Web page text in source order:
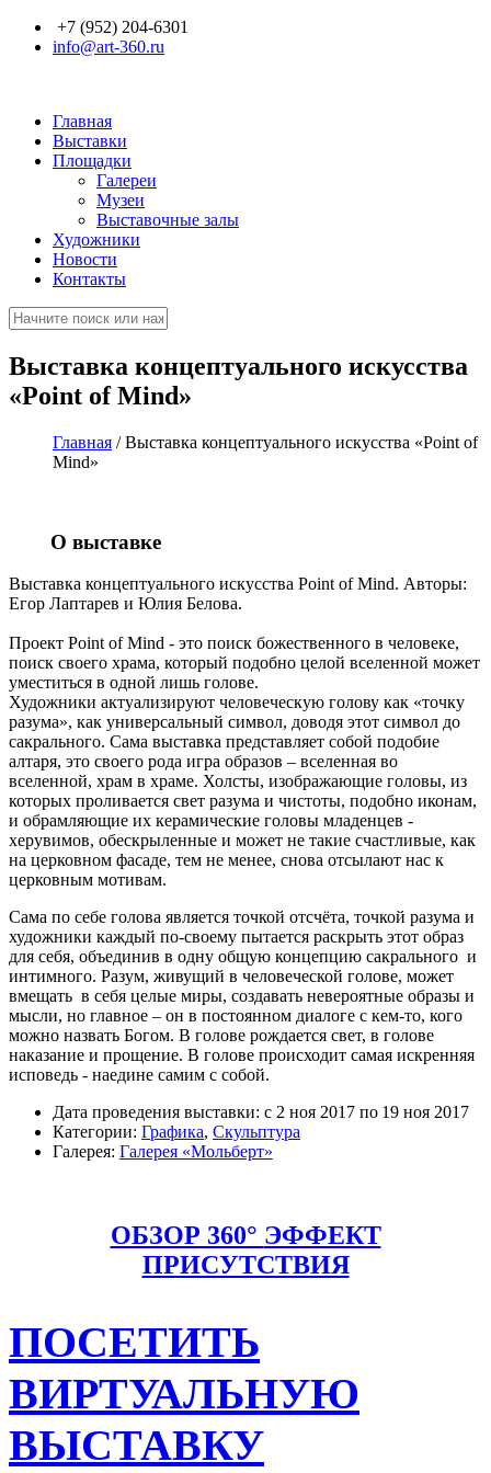
Перейти к основному содержанию
+7 (952) 204-6301
info@art-360.ru
Главная
Выставки
Площадки
Галереи
Музеи
Выставочные залы
Художники
Новости
Контакты
Поиск
Выставка концептуального искусства
«Point of Mind»
Вы здесь
Главная /Выставка концептуального искусства «Point of
Mind»
О выставке
Выставка концептуального искусства Point of Mind. Авторы:
Егор Лаптарев и Юлия Белова.
Проект Point of Mind - это поиск божественного в человеке,
поиск своего храма, который подобно целой вселенной может
уместиться в одной лишь голове.
Художники актуализируют человеческую голову как «точку
разума», как универсальный символ, доводя этот символ до
сакрального. Сама выставка представляет собой подобие
алтаря, это своего рода игра образов – вселенная во
вселенной, храм в храме. Холсты, изображающие головы, из
которых проливается свет разума и чистоты, подобно иконам,
и обрамляющие их керамические головы младенцев -
херувимов, обескрыленные и может не такие счастливые, как
на церковном фасаде, тем не менее, снова отсылают нас к
церковным мотивам.
Сама по себе голова является точкой отсчёта, точкой разума и
художники каждый по-своему пытается раскрыть этот образ
для себя, объединив в одну общую концепцию сакрального и
интимного. Разум, живущий в человеческой голове, может
вмещать в себя целые миры, создавать невероятные образы и
мысли, но главное – он в постоянном диалоге с кем-то, кого
можно назвать Богом. В голове рождается свет, в голове
наказание и прощение. В голове происходит самая искренняя
исповедь - наедине самим с собой.
Дата проведения выставки: c 2 ноя 2017 по 19 ноя 2017
Категории: Графика, Скульптура
Галерея: Галерея «Мольберт»
ОБЗОР 360° ЭФФЕКТ
ПРИСУТСТВИЯ
ПОСЕТИТЬ
ВИРТУАЛЬНУЮ
ВЫСТАВКУ